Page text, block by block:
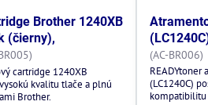
Brother 1240XB
(čierny),
cartridge 1240XB
kvalitu tlače a plnú
Brother.
(AC-BR006)
READYtoner
(LC1240C)
kompatibilitu